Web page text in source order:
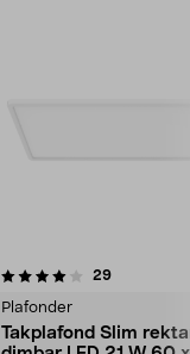
29recensioner
Plafonder
Takplafond Slim
4.5 av 5 stjärnor